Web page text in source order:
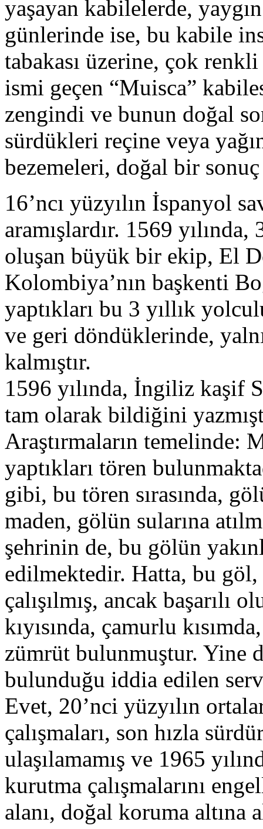
yaşayan kabilelerde,
günlerinde ise, bu kabile
tabakası üzerine, çok
ismi geçen “Muisca”
zengindi ve bunun doğal
sürdükleri reçine veya
bezemeleri, doğal bir
16’ncı yüzyılın İspanyol
aramışlardır. 1569
oluşan büyük bir ekip, El
Kolombiya’nın başkenti
yaptıkları bu 3 yıllık
ve geri döndüklerinde,
kalmıştır.
1596 yılında, İngiliz kaşif
tam olarak bildiğini
Araştırmaların temelinde:
yaptıkları tören
gibi, bu tören sırasında,
maden, gölün sularına
şehrinin de, bu gölün
edilmektedir. Hatta, bu
çalışılmış, ancak başarılı
kıyısında, çamurlu
zümrüt bulunmuştur. Yine
bulunduğu iddia edilen
Evet, 20’nci yüzyılın
çalışmaları, son hızla
ulaşılamamış ve 1965
kurutma çalışmalarını
alanı, doğal koruma altına